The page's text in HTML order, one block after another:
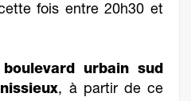
fois entre 20h30 et
urbain sud
, à partir de ce